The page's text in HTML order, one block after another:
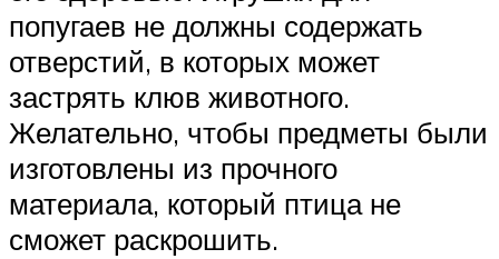
попугаев не должны содержать
отверстий, в которых может
застрять клюв животного.
Желательно, чтобы предметы были
изготовлены из прочного
материала, который птица не
сможет раскрошить.